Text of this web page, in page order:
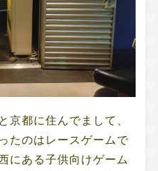
京都に住んでまして、
たのはレースゲームで
にある子供向けゲーム